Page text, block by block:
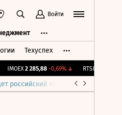
Войти
Техуспех
IMOEX 2 285,88 -0,69%↓ RTSI 884,56
российский парламент